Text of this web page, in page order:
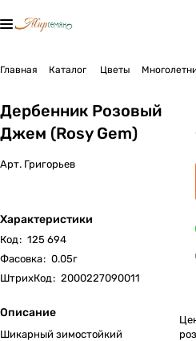
Главная Каталог Цветы
Дербенник Розовый
Джем (Rosy Gem)
Арт. Григорьев
Характеристики
Код: 125 694
Фасовка: 0.05г
ШтрихКод: 2000227090011
Описание
Шикарный зимостойкий